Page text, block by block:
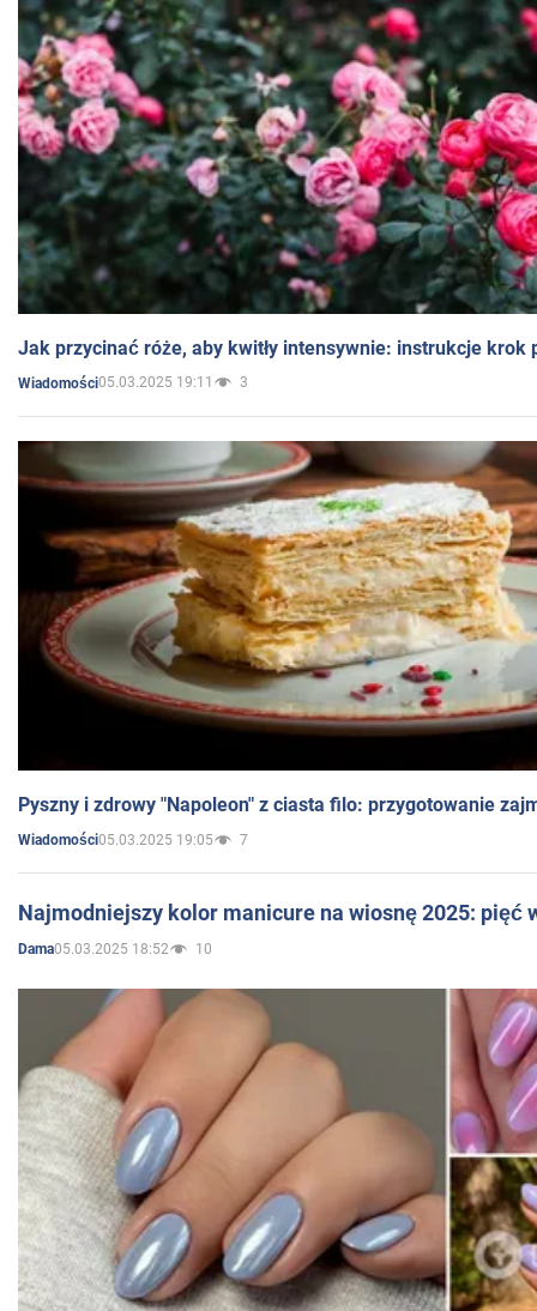
Jak przycinać róże, aby kwitły intensywnie: instrukcje krok
Wiadomości05.03.2025 19:11 3
Pyszny i zdrowy "Napoleon" z ciasta filo: przygotowanie
Wiadomości05.03.2025 19:05 7
Najmodniejszy kolor manicure na wiosnę 2025: pięć
Dama05.03.2025 18:52 10